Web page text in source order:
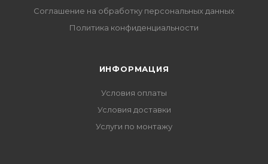
Соглашение на обработку персональных данных
Политика конфиденциальности
ИНФОРМАЦИЯ
Условия оплаты
Условия доставки
Услуги по монтажу